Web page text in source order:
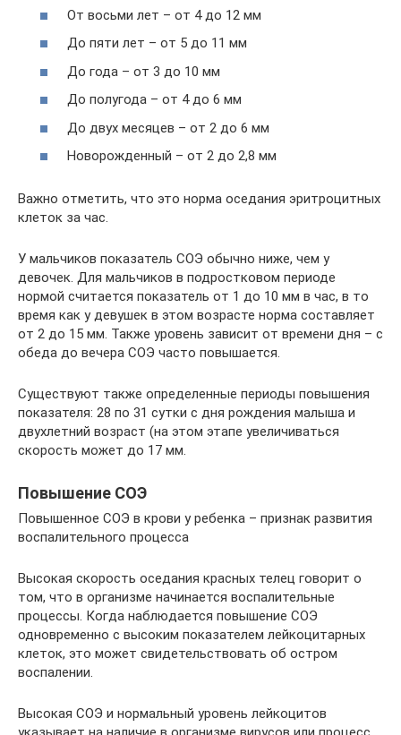
От восьми лет – от 4 до 12 мм
До пяти лет – от 5 до 11 мм
До года – от 3 до 10 мм
До полугода – от 4 до 6 мм
До двух месяцев – от 2 до 6 мм
Новорожденный – от 2 до 2,8 мм
Важно отметить, что это норма оседания эритроцитных
клеток за час.
У мальчиков показатель СОЭ обычно ниже, чем у
девочек. Для мальчиков в подростковом периоде
нормой считается показатель от 1 до 10 мм в час, в то
время как у девушек в этом возрасте норма составляет
от 2 до 15 мм. Также уровень зависит от времени дня – с
обеда до вечера СОЭ часто повышается.
Существуют также определенные периоды повышения
показателя: 28 по 31 сутки с дня рождения малыша и
двухлетний возраст (на этом этапе увеличиваться
скорость может до 17 мм.
Повышение СОЭ
Повышенное СОЭ в крови у ребенка – признак развития
воспалительного процесса
Высокая скорость оседания красных телец говорит о
том, что в организме начинается воспалительные
процессы. Когда наблюдается повышение СОЭ
одновременно с высоким показателем лейкоцитарных
клеток, это может свидетельствовать об остром
воспалении.
Высокая СОЭ и нормальный уровень лейкоцитов